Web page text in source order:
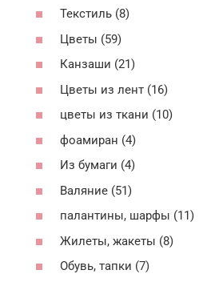
Текстиль (8)
Цветы (59)
Канзаши (21)
Цветы из лент (16)
цветы из ткани (10)
фоамиран (4)
Из бумаги (4)
Валяние (51)
палантины, шарфы (11)
Жилеты, жакеты (8)
Обувь, тапки (7)